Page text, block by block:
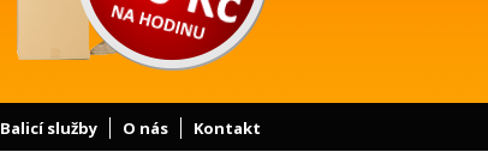
Balicí služby O nás Kontakt